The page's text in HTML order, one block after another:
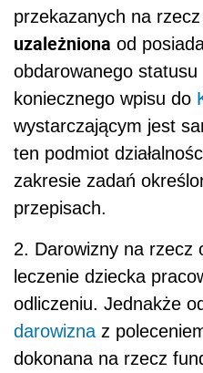
przekazanych na
uzależniona od
obdarowanego
koniecznego wpisu do
wystarczającym jest
ten podmiot
zakresie zadań
przepisach.
2. Darowizny na rzecz
leczenie dziecka
odliczeniu. Jednakże
darowizna z
dokonana na rzecz